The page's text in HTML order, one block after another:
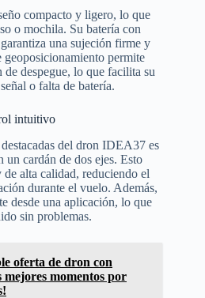
compacto y ligero, lo que
o mochila. Su batería con
una sujeción firme y
geoposicionamiento permite
despegue, lo que facilita su
o falta de batería.
intuitivo
del dron IDEA37 es
un cardán de dos ejes. Esto
de alta calidad, reduciendo el
durante el vuelo. Además,
desde una aplicación, lo que
sin problemas.
oferta de dron con
momentos por